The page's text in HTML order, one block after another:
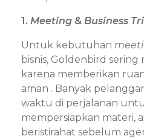
1. Meeting & Business
Untuk kebutuhan
bisnis, Goldenbird sering
karena memberikan
aman . Banyak
waktu di perjalanan
mempersiapkan materi,
beristirahat sebelum